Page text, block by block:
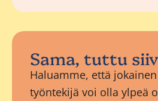
Sama, tuttu
Haluamme, että
työntekijä voi olla ylpeä